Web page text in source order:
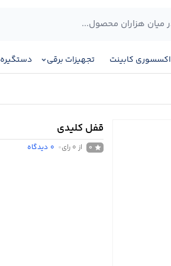
اکسسوری کابینت تجهیزات برقی دستگیره
قفل کلیدی
0 از 0 رای 0 دیدگاه